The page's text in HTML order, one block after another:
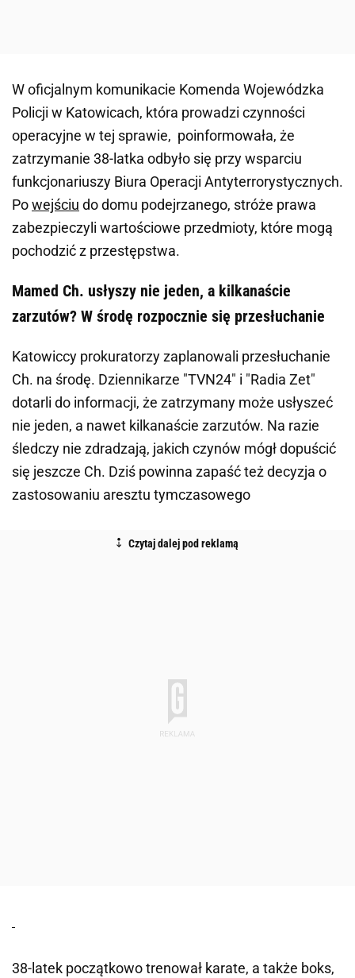
W oficjalnym komunikacie Komenda Wojewódzka
Policji w Katowicach, która prowadzi czynności
operacyjne w tej sprawie, poinformowała, że
zatrzymanie 38-latka odbyło się przy wsparciu
funkcjonariuszy Biura Operacji Antyterrorystycznych.
Powejściu do domu podejrzanego, stróże prawa
zabezpieczyli wartościowe przedmioty, które mogą
pochodzić z przestępstwa.
Mamed Ch. usłyszy nie jeden, a kilkanaście
zarzutów? W środę rozpocznie się przesłuchanie
Katowiccy prokuratorzy zaplanowali przesłuchanie
Ch. na środę. Dziennikarze "TVN24" i "Radia Zet"
dotarli do informacji, że zatrzymany może usłyszeć
nie jeden, a nawet kilkanaście zarzutów. Na razie
śledczy nie zdradzają, jakich czynów mógł dopuścić
się jeszcze Ch. Dziś powinna zapaść też decyzja o
zastosowaniu aresztu tymczasowego
38-latek początkowo trenował karate, a także boks,